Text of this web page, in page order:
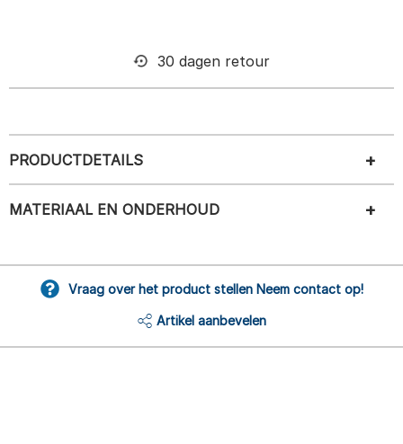
30 dagen retour
PRODUCTDETAILS
MATERIAAL EN ONDERHOUD
Vraag over het product stellen Neem contact op!
Artikel aanbevelen